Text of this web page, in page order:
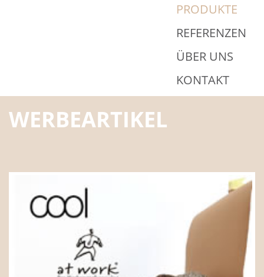
PRODUKTE
REFERENZEN
ÜBER UNS
KONTAKT
WERBEARTIKEL